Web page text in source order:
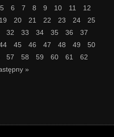
5 6 7 8 9 10 11
12
19 20 21 22 23 24
25
32 33 34 35 36
37
45 46 47 48 49
50
57 58 59 60 61
62
»